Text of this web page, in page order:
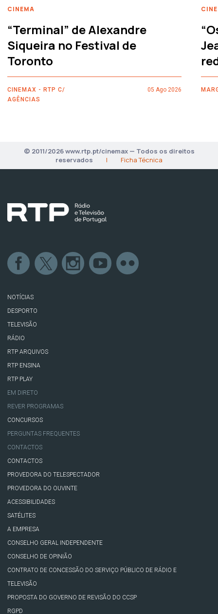
CINEMA
“Terminal” de Alexandre
Siqueira no Festival de
Toronto
CINEMAX - RTP C/
AGÊNCIAS
05 Ago 2026
© 2011/2026 www.rtp.pt/cinemax — Todos os direitos
reservados
| Ficha Técnica
NOTÍCIAS
DESPORTO
TELEVISÃO
RÁDIO
RTP ARQUIVOS
RTP ENSINA
RTP PLAY
EM DIRETO
REVER PROGRAMAS
CONCURSOS
PERGUNTAS FREQUENTES
CONTACTOS
CONTACTOS
PROVEDORA DO TELESPECTADOR
PROVEDORA DO OUVINTE
ACESSIBILIDADES
SATÉLITES
A EMPRESA
CONSELHO GERAL INDEPENDENTE
CONSELHO DE OPINIÃO
CONTRATO DE CONCESSÃO DO SERVIÇO PÚBLICO DE RÁDIO E
TELEVISÃO
PROPOSTA DO GOVERNO DE REVISÃO DO CCSP
RGPD